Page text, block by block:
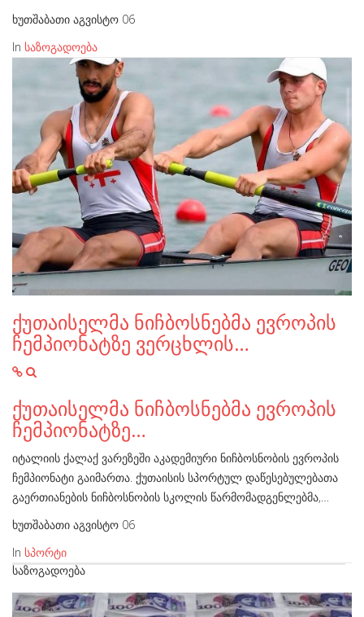
ხუთშაბათი აგვისტო 06
In საზოგადოება
ქუთაისელმა ნიჩბოსნებმა ევროპის
ჩემპიონატზე ვერცხლის…
ქუთაისელმა ნიჩბოსნებმა ევროპის
ჩემპიონატზე…
იტალიის ქალაქ ვარეზეში აკადემიური ნიჩბოსნობის ევროპის
ჩემპიონატი გაიმართა. ქუთაისის სპორტულ დაწესებულებათა
გაერთიანების ნიჩბოსნობის სკოლის წარმომადგენლებმა,…
ხუთშაბათი აგვისტო 06
In სპორტი
ᲡᲐᲖᲝᲒᲐᲓᲝᲔᲑᲐ